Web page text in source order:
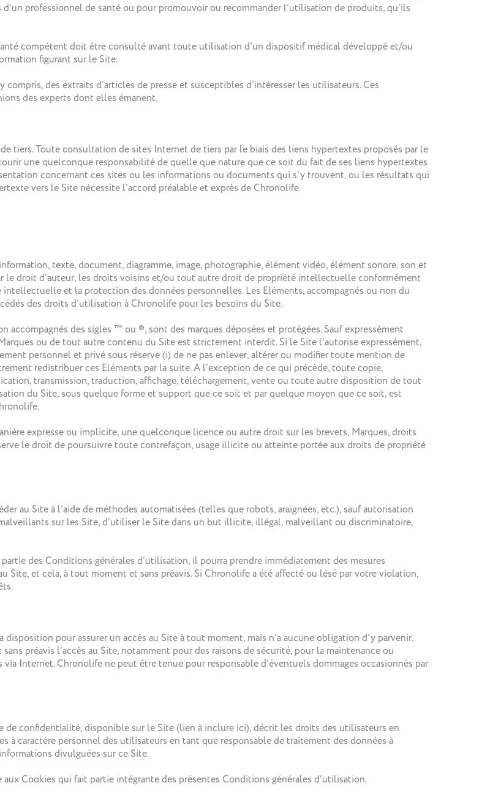
professionnel de santé ou pour promouvoir ou recommander l’utilisation de produits, qu’ils
compétent doit être consulté avant toute utilisation d’un dispositif médical développé et/ou
figurant sur le Site.
des extraits d’articles de presse et susceptibles d’intéresser les utilisateurs. Ces
des experts dont elles émanent.
tiers. Toute consultation de sites Internet de tiers par le biais des liens hypertextes proposés par le
une quelconque responsabilité de quelle que nature que ce soit du fait de ses liens hypertextes
concernant ces sites ou les informations ou documents qui s’y trouvent, ou les résultats qui
vers le Site nécessite l’accord préalable et exprès de Chronolife.
texte, document, diagramme, image, photographie, élément vidéo, élément sonore, son et
le droit d’auteur, les droits voisins et/ou tout autre droit de propriété intellectuelle conformément
et la protection des données personnelles. Les Eléments, accompagnés ou non du
des droits d’utilisation à Chronolife pour les besoins du Site.
accompagnés des sigles ™ ou ®, sont des marques déposées et protégées. Sauf expressément
ou de tout autre contenu du Site est strictement interdit. Si le Site l’autorise expressément,
personnel et privé sous réserve (i) de ne pas enlever, altérer ou modifier toute mention de
redistribuer ces Eléments par la suite. A l’exception de ce qui précède, toute copie,
transmission, traduction, affichage, téléchargement, vente ou toute autre disposition de tout
du Site, sous quelque forme et support que ce soit et par quelque moyen que ce soit, est
expresse ou implicite, une quelconque licence ou autre droit sur les brevets, Marques, droits
le droit de poursuivre toute contrefaçon, usage illicite ou atteinte portée aux droits de propriété
au Site à l’aide de méthodes automatisées (telles que robots, araignées, etc.), sauf autorisation
sur les Site, d’utiliser le Site dans un but illicite, illégal, malveillant ou discriminatoire,
des Conditions générales d’utilisation, il pourra prendre immédiatement des mesures
Site, et cela, à tout moment et sans préavis. Si Chronolife a été affecté ou lésé par votre violation,
pour assurer un accès au Site à tout moment, mais n’a aucune obligation d’y parvenir.
préavis l’accès au Site, notamment pour des raisons de sécurité, pour la maintenance ou
Internet. Chronolife ne peut être tenue pour responsable d’éventuels dommages occasionnés par
confidentialité, disponible sur le Site (lien à inclure ici), décrit les droits des utilisateurs en
caractère personnel des utilisateurs en tant que responsable de traitement des données à
divulguées sur ce Site.
Cookies qui fait partie intégrante des présentes Conditions générales d’utilisation.